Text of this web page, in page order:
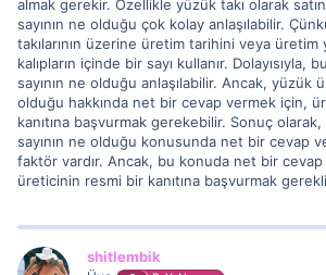
almak gerekir. Özellikle yüzük takı olarak
sayının ne olduğu çok kolay anlaşılabilir.
takılarının üzerine üretim tarihini veya
kalıpların içinde bir sayı kullanır. Dolayısıyla,
sayının ne olduğu anlaşılabilir. Ancak, yüzük
olduğu hakkında net bir cevap vermek için,
kanıtına başvurmak gerekebilir. Sonuç
sayının ne olduğu konusunda net bir cevap
faktör vardır. Ancak, bu konuda net bir
üreticinin resmi bir kanıtına başvurmak
shitlembik